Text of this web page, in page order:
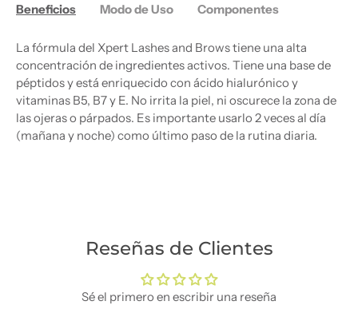
Beneficios Modo de Uso Componentes
La fórmula del Xpert Lashes and Brows tiene una alta
concentración de ingredientes activos. Tiene una base de
péptidos y está enriquecido con ácido hialurónico y
vitaminas B5, B7 y E. No irrita la piel, ni oscurece la zona de
las ojeras o párpados. Es importante usarlo 2 veces al día
(mañana y noche) como último paso de la rutina diaria.
Reseñas de Clientes
Sé el primero en escribir una reseña